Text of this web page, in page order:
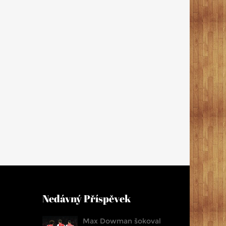
Nedávný Příspěvek
Max Dowman šokoval